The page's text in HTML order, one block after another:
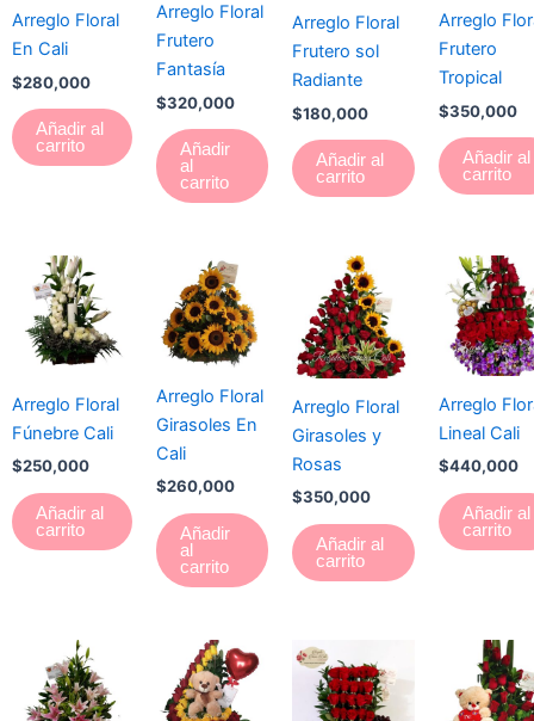
Arreglo Floral
En Cali
$280,000
Añadir al
carrito
Arreglo Floral
Frutero
Fantasía
$320,000
Añadir
al
carrito
Arreglo Floral
Frutero sol
Radiante
$180,000
Añadir al
carrito
Arreglo
Frutero
Tropical
$350,000
Añadir al
carrito
Arreglo Floral
Fúnebre Cali
$250,000
Añadir al
carrito
Arreglo Floral
Girasoles En
Cali
$260,000
Añadir
al
carrito
Arreglo Floral
Girasoles y
Rosas
$350,000
Añadir al
carrito
Arreglo
Lineal Cali
$440,000
Añadir al
carrito